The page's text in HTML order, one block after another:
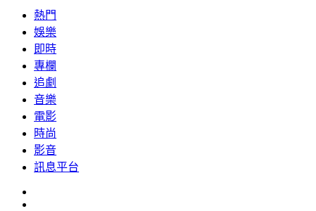
熱門
娛樂
即時
專欄
追劇
音樂
電影
時尚
影音
訊息平台